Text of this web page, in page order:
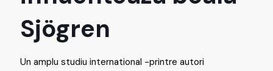
Sjögren
Un amplu studiu international -printre autori